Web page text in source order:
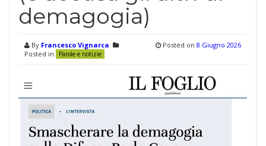
demagogia)
By Francesco Vignarca
Posted in
Parole e notizie
Posted on 8 Giugno 2026